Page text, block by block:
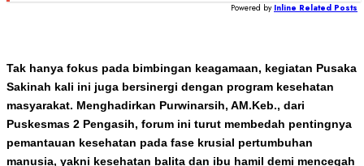
Powered by Inline Related Posts
Tak hanya fokus pada bimbingan keagamaan, kegiatan Pusaka
Sakinah kali ini juga bersinergi dengan program kesehatan
masyarakat. Menghadirkan Purwinarsih, AM.Keb., dari
Puskesmas 2 Pengasih, forum ini turut membedah pentingnya
pemantauan kesehatan pada fase krusial pertumbuhan
manusia, yakni kesehatan balita dan ibu hamil demi mencegah